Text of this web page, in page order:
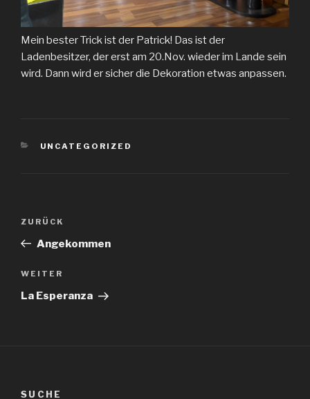
Mein bester Trick ist der Patrick! Das ist der
Ladenbesitzer, der erst am 20.Nov. wieder im Lande sein
wird. Dann wird er sicher die Dekoration etwas anpassen.
KATEGORIEN
UNCATEGORIZED
Beitragsnavigation
Vorheriger
Beitrag
ZURÜCK
Angekommen
Nächster
Beitrag
WEITER
La Esperanza
SUCHE